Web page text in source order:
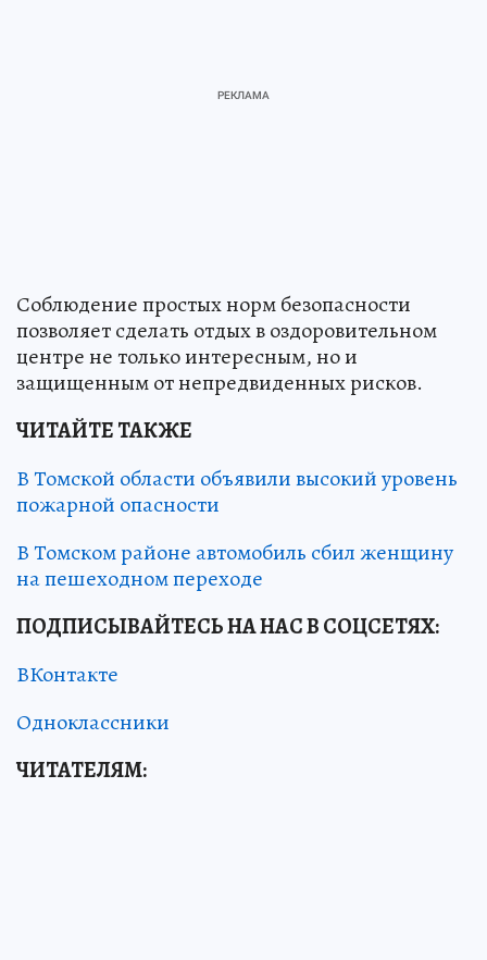
Соблюдение простых норм безопасности
позволяет сделать отдых в оздоровительном
центре не только интересным, но и
защищенным от непредвиденных рисков.
ЧИТАЙТЕ ТАКЖЕ
В Томской области объявили высокий уровень
пожарной опасности
В Томском районе автомобиль сбил женщину
на пешеходном переходе
ПОДПИСЫВАЙТЕСЬ НА НАС В СОЦСЕТЯХ:
ВКонтакте
Одноклассники
ЧИТАТЕЛЯМ: